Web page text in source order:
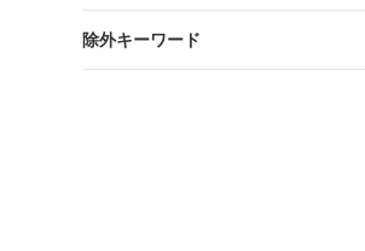
除外キーワード